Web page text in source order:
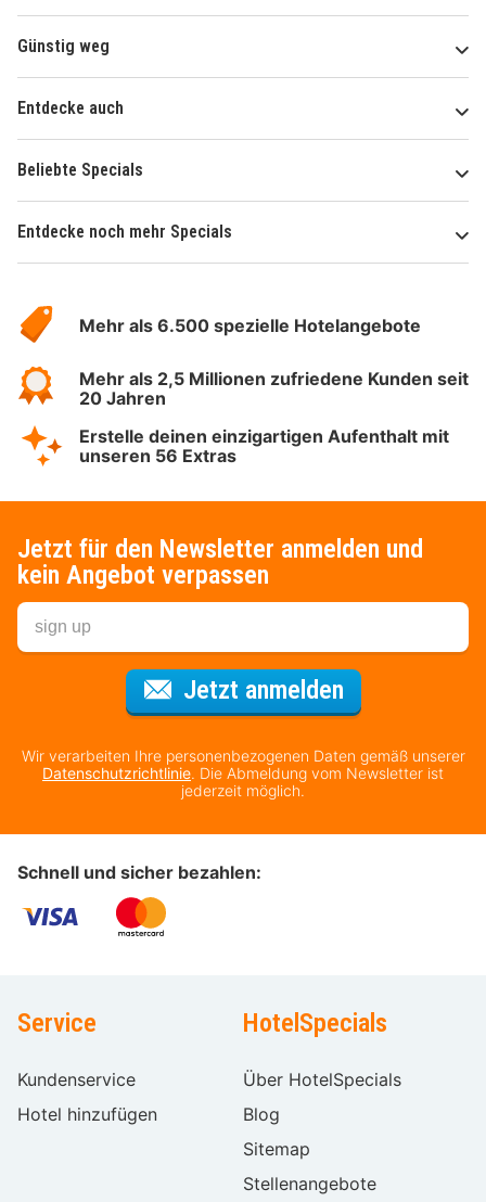
Günstig weg
Entdecke auch
Beliebte Specials
Entdecke noch mehr Specials
Hotelspecials
Mehr als 6.500 spezielle Hotelangebote
Mehr als 2,5 Millionen zufriedene Kunden seit
20 Jahren
Erstelle deinen einzigartigen Aufenthalt mit
unseren 56 Extras
Jetzt für den Newsletter anmelden und
kein Angebot verpassen
Jetzt anmeldenFür den
Wir verarbeiten Ihre personenbezogenen Daten gemäß unserer
Datenschutzrichtlinie. Die Abmeldung vom Newsletter ist
jederzeit möglich.
Schnell und sicher bezahlen:
Service
Kundenservice
Hotel hinzufügen
HotelSpecials
Über HotelSpecials
Blog
Sitemap
Stellenangebote